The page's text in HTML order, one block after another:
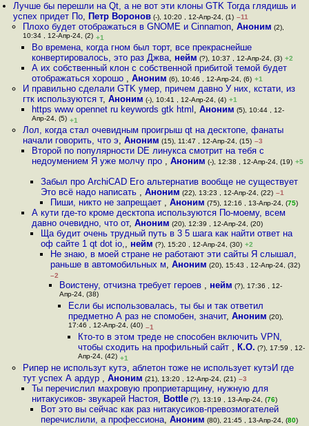
Лучше бы перешли на Qt, а не вот эти клоны GTK Тогда глядишь и
успех придет По, Петр Воронов (-), 10:20 , 12-Апр-24, (1) –11
Плохо будет отображаться в GNOME и Cinnamon, Аноним (2),
10:34 , 12-Апр-24, (2) +1
Во времена, когда гном был торт, все прекраснейше
конвертировалось, это раз Джва, нейм (?), 10:37 , 12-Апр-24, (3) +2
А их собственный клон с собственной прибитой темой будет
отображаться хорошо , Аноним (6), 10:46 , 12-Апр-24, (6) +1
И правильно сделали GTK умер, причем давно У них, кстати, из
гтк используются т, Аноним (-), 10:41 , 12-Апр-24, (4) +1
https www opennet ru keywords gtk html , Аноним (5), 10:44 , 12-
Апр-24, (5) +1
Лол, когда стал очевидным проигрыш qt на десктопе, фанаты
начали говорить, что э, Аноним (15), 11:47 , 12-Апр-24, (15) –3
Второй по популярности DE линукса смотрит на тебя с
недоумением Я уже молчу про , Аноним (-), 12:38 , 12-Апр-24, (19) +5
Забыл про ArchiCAD Его альтернатив вообще не существует
Это всё надо написать ,Аноним (22), 13:23 , 12-Апр-24, (22) –1
Пиши, никто не запрещает , Аноним (75), 12:16 , 13-Апр-24, (75)
А кути где-то кроме десктопа используются По-моему, всем
давно очевидно, что от, Аноним (20), 12:39 , 12-Апр-24, (20)
Ща будит очень трудный путь в 3 5 шага как найти ответ на
оф сайте 1 qt dot io,, нейм (?), 15:20 , 12-Апр-24, (30) +2
Не знаю, в моей стране не работают эти сайты Я слышал,
раньше в автомобильных м, Аноним (20), 15:43 , 12-Апр-24, (32)
–2
Воистену, отчизна требует героев , нейм (?), 17:36 , 12-
Апр-24, (38)
Если бы использовалась, ты бы и так ответил
предметно А раз не спомобен, значит,Аноним (20),
17:46 , 12-Апр-24, (40) –1
Кто-то в этом треде не способен включить VPN,
чтобы сходить на профильный сайт , К.О. (?), 17:59 , 12-
Апр-24, (42) +1
Рипер не использут кутэ, аблетон тоже не использует кутэИ где
тут успех А ардур , Аноним (21), 13:20 , 12-Апр-24, (21) –3
Ты перечислил махровую проприетарщину, нужную для
нитакусиков- звукарей Настоя, Bottle(?), 13:19 , 13-Апр-24, (76)
Вот это вы сейчас как раз нитакусиков-превозмогателей
перечислили, а профессиона,Аноним (80), 21:45 , 13-Апр-24, (80)